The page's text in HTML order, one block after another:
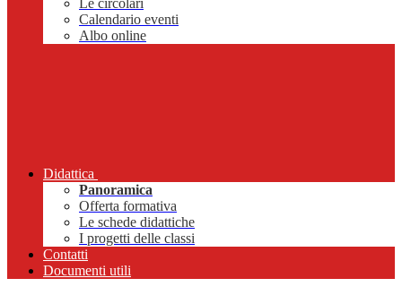
Le circolari
Calendario eventi
Albo online
Didattica
Panoramica
Offerta formativa
Le schede didattiche
I progetti delle classi
Contatti
Documenti utili